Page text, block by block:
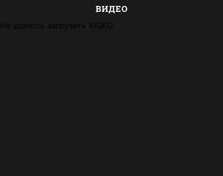
ВИДЕО
Не удалось загрузить VIQEO